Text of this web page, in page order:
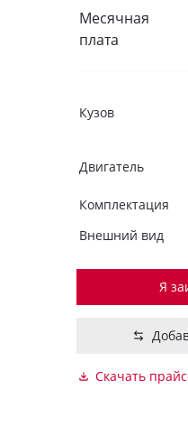
Месячная
плата
Кузов
Двигатель
Комплектация
Внешний вид
Я
Скачать